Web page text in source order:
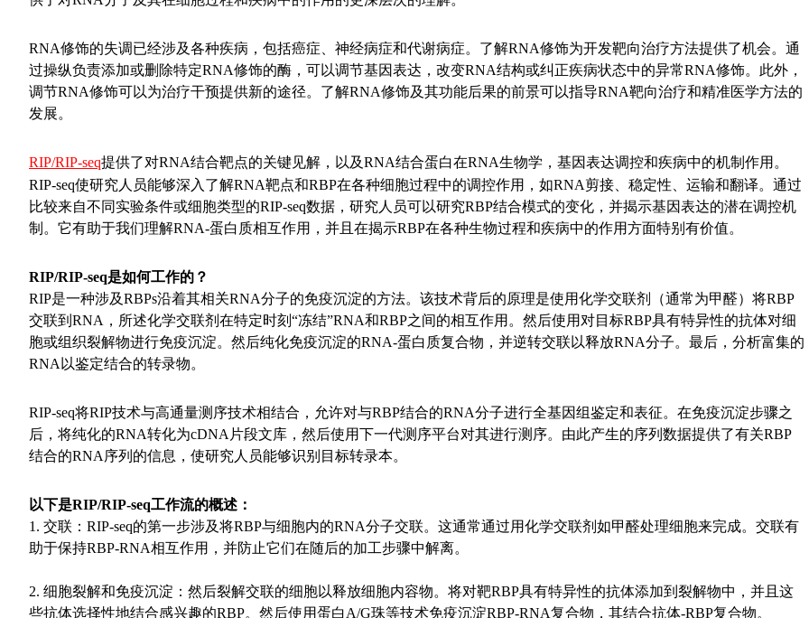
RNA修饰的失调已经涉及各种疾病，包括癌症、神经病症和代谢病症。了解RNA修饰为开发靶向治疗方法提供了机会。通
过操纵负责添加或删除特定RNA修饰的酶，可以调节基因表达，改变RNA结构或纠正疾病状态中的异常RNA修饰。此外，
调节RNA修饰可以为治疗干预提供新的途径。了解RNA修饰及其功能后果的前景可以指导RNA靶向治疗和精准医学方法的
发展。
RIP/RIP-seq提供了对RNA结合靶点的关键见解，以及RNA结合蛋白在RNA生物学，基因表达调控和疾病中的机制作用。
RIP-seq使研究人员能够深入了解RNA靶点和RBP在各种细胞过程中的调控作用，如RNA剪接、稳定性、运输和翻译。通过
比较来自不同实验条件或细胞类型的RIP-seq数据，研究人员可以研究RBP结合模式的变化，并揭示基因表达的潜在调控机
制。它有助于我们理解RNA-蛋白质相互作用，并且在揭示RBP在各种生物过程和疾病中的作用方面特别有价值。
RIP/RIP-seq是如何工作的？
RIP是一种涉及RBPs沿着其相关RNA分子的免疫沉淀的方法。该技术背后的原理是使用化学交联剂（通常为甲醛）将RBP
交联到RNA，所述化学交联剂在特定时刻“冻结”RNA和RBP之间的相互作用。然后使用对目标RBP具有特异性的抗体对细
胞或组织裂解物进行免疫沉淀。然后纯化免疫沉淀的RNA-蛋白质复合物，并逆转交联以释放RNA分子。最后，分析富集的
RNA以鉴定结合的转录物。
RIP-seq将RIP技术与高通量测序技术相结合，允许对与RBP结合的RNA分子进行全基因组鉴定和表征。在免疫沉淀步骤之
后，将纯化的RNA转化为cDNA片段文库，然后使用下一代测序平台对其进行测序。由此产生的序列数据提供了有关RBP
结合的RNA序列的信息，使研究人员能够识别目标转录本。
以下是RIP/RIP-seq工作流的概述：
1. 交联：RIP-seq的第一步涉及将RBP与细胞内的RNA分子交联。这通常通过用化学交联剂如甲醛处理细胞来完成。交联有
助于保持RBP-RNA相互作用，并防止它们在随后的加工步骤中解离。
2. 细胞裂解和免疫沉淀：然后裂解交联的细胞以释放细胞内容物。将对靶RBP具有特异性的抗体添加到裂解物中，并且这
些抗体选择性地结合感兴趣的RBP。然后使用蛋白A/G珠等技术免疫沉淀RBP-RNA复合物，其结合抗体-RBP复合物。